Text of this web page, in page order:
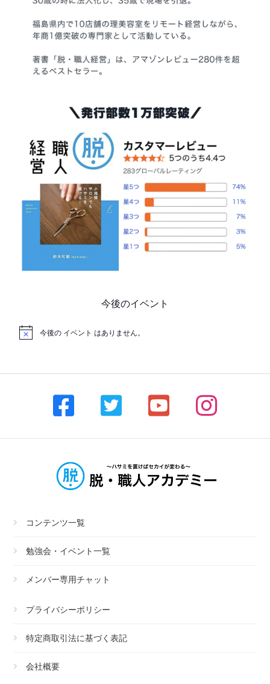
今後のイベント
今後の イベント はありません。
コンテンツ一覧
勉強会・イベント一覧
メンバー専用チャット
プライバシーポリシー
特定商取引法に基づく表記
会社概要